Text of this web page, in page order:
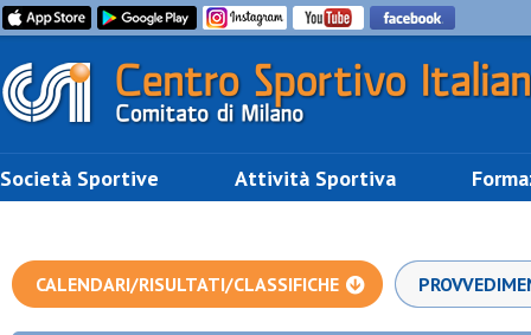
Società Sportive Attività Sportiva
CALENDARI/RISULTATI/CLASSIFICHE